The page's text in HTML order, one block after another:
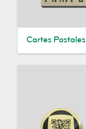
Cartes Postales